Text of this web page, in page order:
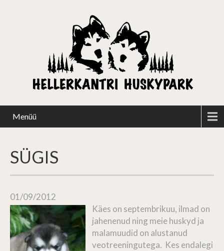
Menüü
SÜGIS
01/09/2012
Käes on septembrikuu, ilmad on
jahenenud ning meie huskyd ja
malamuudid on alustanud
veotreeningutega. Kes endalegi